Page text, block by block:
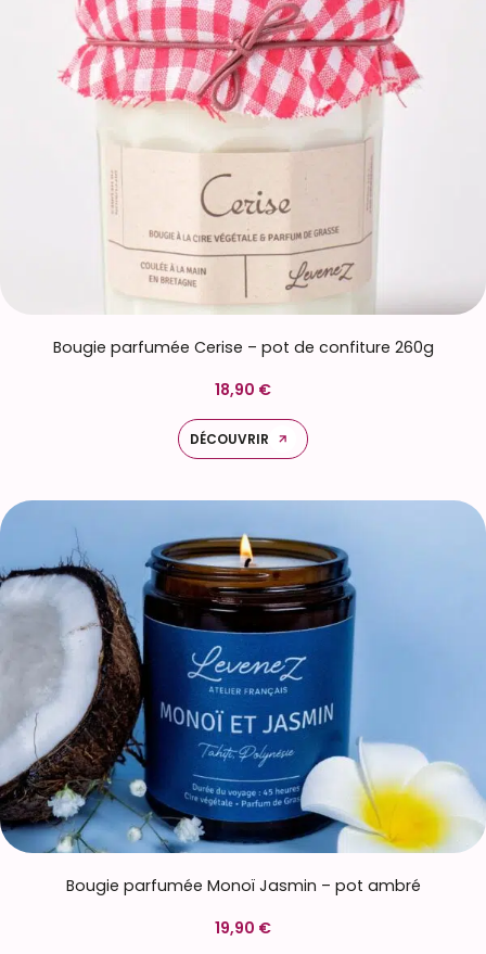
Bougie parfumée Cerise – pot de confiture 260g
18,90 €
DÉCOUVRIR
Bougie parfumée Monoï Jasmin – pot ambré
19,90 €